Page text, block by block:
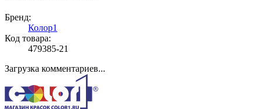
Бренд:
Колор1
Код товара:
479385-21
Загрузка комментариев...